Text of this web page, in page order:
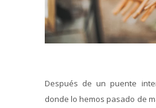
Después de un puente
donde lo hemos pasado de